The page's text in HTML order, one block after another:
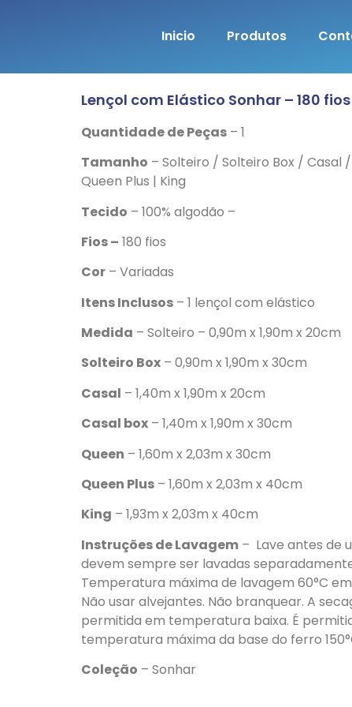
Inicio Produtos
Lençol com Elástico Sonhar – 180 fios
Quantidade de Peças – 1
Tamanho – Solteiro / Solteiro Box / Casal
Queen Plus | King
Tecido – 100% algodão –
Fios – 180 fios
Cor – Variadas
Itens Inclusos – 1 lençol com elástico
Medida – Solteiro – 0,90m x 1,90m x 20cm
Solteiro Box – 0,90m x 1,90m x 30cm
Casal – 1,40m x 1,90m x 20cm
Casal box – 1,40m x 1,90m x 30cm
Queen – 1,60m x 2,03m x 30cm
Queen Plus – 1,60m x 2,03m x 40cm
King – 1,93m x 2,03m x 40cm
Instruções de Lavagem – Lave antes de
devem sempre ser lavadas
Temperatura máxima de lavagem 60°C
Não usar alvejantes. Não branquear. A
permitida em temperatura baixa. É
temperatura máxima da base do ferro
Coleção – Sonhar